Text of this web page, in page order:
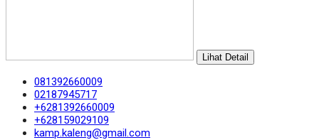
Lihat Detail
081392660009
02187945717
+6281392660009
+628159029109
kamp.kaleng@gmail.com